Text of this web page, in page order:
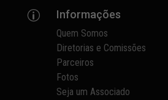
p Informações
Quem Somos
Diretorias e Comissões
Parceiros
Fotos
Seja um Associado